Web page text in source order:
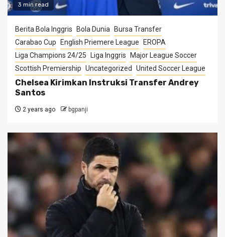
3 min read
Berita Bola Inggris Bola Dunia
Bursa Transfer
Carabao Cup
English Priemere League
EROPA
Liga Champions 24/25
Liga Inggris
Major League Soccer
Scottish Premiership Uncategorized United Soccer League
Chelsea Kirimkan Instruksi Transfer Andrey
Santos
2 years ago bgpanji